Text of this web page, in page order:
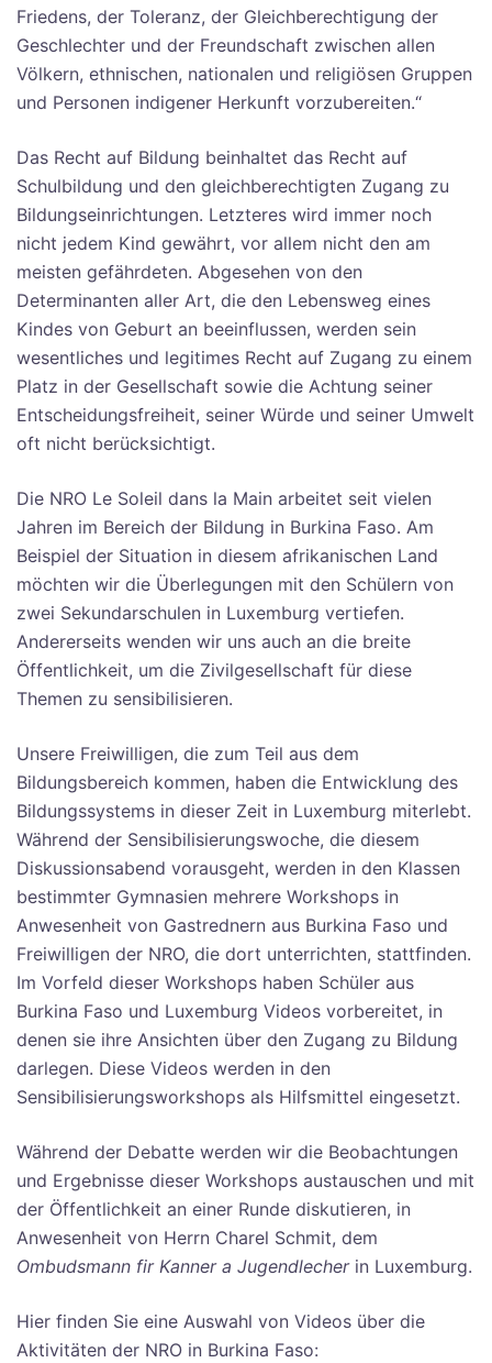
Friedens, der Toleranz, der Gleichberechtigung der
Geschlechter und der Freundschaft zwischen allen
Völkern, ethnischen, nationalen und religiösen Gruppen
und Personen indigener Herkunft vorzubereiten.“
Das Recht auf Bildung beinhaltet das Recht auf
Schulbildung und den gleichberechtigten Zugang zu
Bildungseinrichtungen. Letzteres wird immer noch
nicht jedem Kind gewährt, vor allem nicht den am
meisten gefährdeten. Abgesehen von den
Determinanten aller Art, die den Lebensweg eines
Kindes von Geburt an beeinflussen, werden sein
wesentliches und legitimes Recht auf Zugang zu einem
Platz in der Gesellschaft sowie die Achtung seiner
Entscheidungsfreiheit, seiner Würde und seiner Umwelt
oft nicht berücksichtigt.
Die NRO Le Soleil dans la Main arbeitet seit vielen
Jahren im Bereich der Bildung in Burkina Faso. Am
Beispiel der Situation in diesem afrikanischen Land
möchten wir die Überlegungen mit den Schülern von
zwei Sekundarschulen in Luxemburg vertiefen.
Andererseits wenden wir uns auch an die breite
Öffentlichkeit, um die Zivilgesellschaft für diese
Themen zu sensibilisieren.
Unsere Freiwilligen, die zum Teil aus dem
Bildungsbereich kommen, haben die Entwicklung des
Bildungssystems in dieser Zeit in Luxemburg miterlebt.
Während der Sensibilisierungswoche, die diesem
Diskussionsabend vorausgeht, werden in den Klassen
bestimmter Gymnasien mehrere Workshops in
Anwesenheit von Gastrednern aus Burkina Faso und
Freiwilligen der NRO, die dort unterrichten, stattfinden.
Im Vorfeld dieser Workshops haben Schüler aus
Burkina Faso und Luxemburg Videos vorbereitet, in
denen sie ihre Ansichten über den Zugang zu Bildung
darlegen. Diese Videos werden in den
Sensibilisierungsworkshops als Hilfsmittel eingesetzt.
Während der Debatte werden wir die Beobachtungen
und Ergebnisse dieser Workshops austauschen und mit
der Öffentlichkeit an einer Runde diskutieren, in
Anwesenheit von Herrn Charel Schmit, dem
Ombudsmann fir Kanner a Jugendlecher in Luxemburg.
Hier finden Sie eine Auswahl von Videos über die
Aktivitäten der NRO in Burkina Faso: